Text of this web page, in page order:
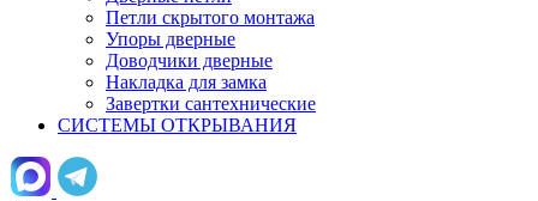
Петли скрытого монтажа
Упоры дверные
Доводчики дверные
Накладка для замка
Завертки сантехнические
СИСТЕМЫ ОТКРЫВАНИЯ